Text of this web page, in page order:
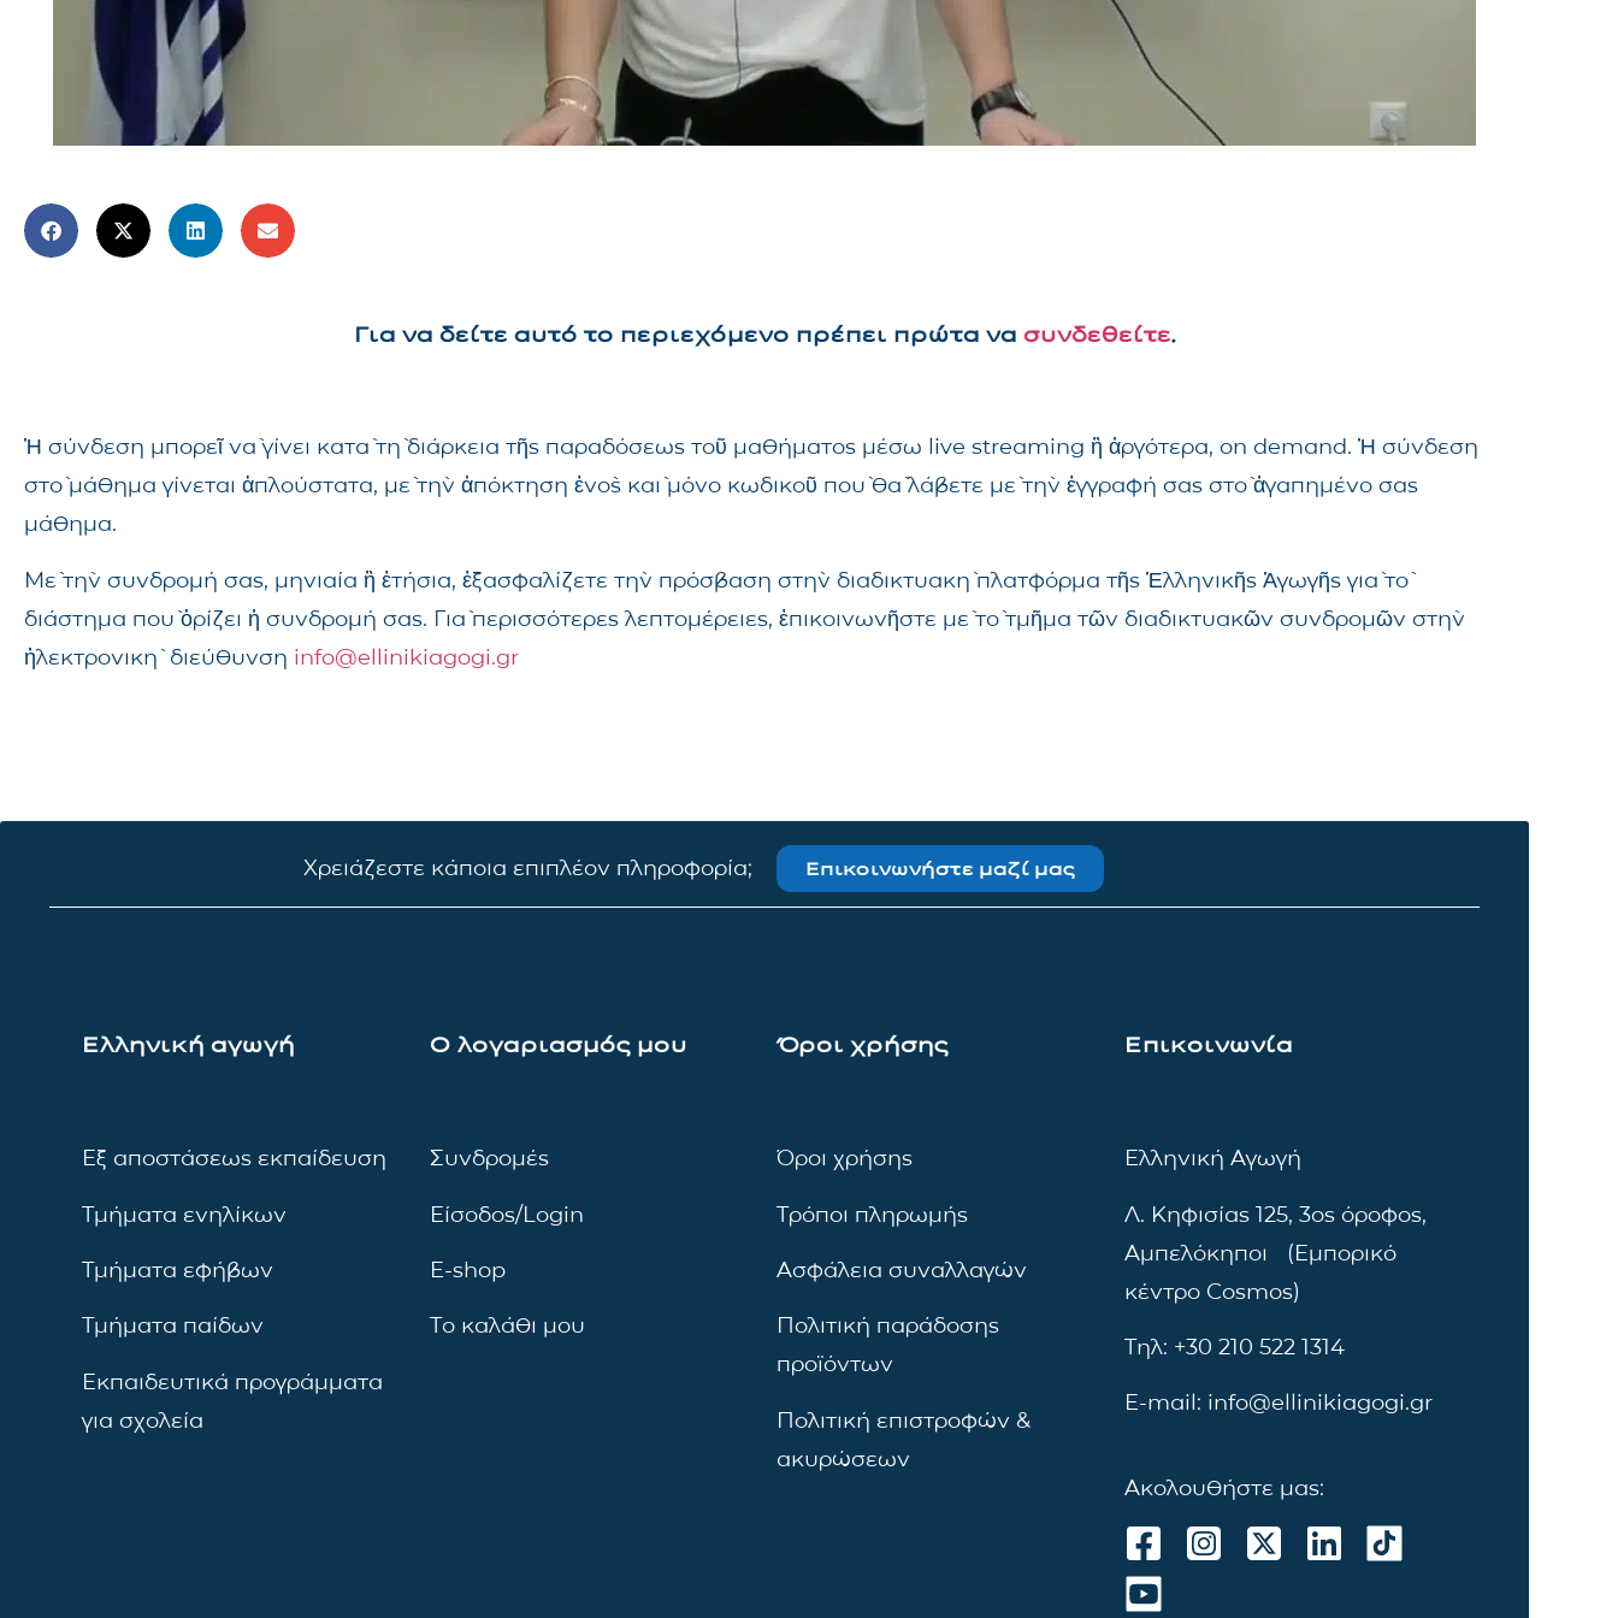
Για να δείτε αυτό το περιεχόμενο πρέπει πρώτα να συνδεθείτε.
Ἡ σύνδεση μπορεῖ νὰ γίνει κατὰ τὴ διάρκεια τῆς παραδόσεως τοῦ μαθήματος μέσω live streaming ἢ ἀργότερα, on demand. Ἡ σύνδεση
στὸ μάθημα γίνεται ἁπλούστατα, μὲ τὴν ἀπόκτηση ἑνὸς καὶ μόνο κωδικοῦ ποὺ θὰ λάβετε μὲ τὴν ἐγγραφή σας στὸ ἀγαπημένο σας
μάθημα.
Μὲ τὴν συνδρομή σας, μηνιαία ἢ ἐτήσια, ἐξασφαλίζετε τὴν πρόσβαση στὴν διαδικτυακὴ πλατφόρμα τῆς Ἑλληνικῆς Ἀγωγῆς γιὰ τὸ
διάστημα ποὺ ὁρίζει ἡ συνδρομή σας. Γιὰ περισσότερες λεπτομέρειες, ἐπικοινωνῆστε μὲ τὸ τμῆμα τῶν διαδικτυακῶν συνδρομῶν στὴν
ἠλεκτρονικὴ διεύθυνση info@ellinikiagogi.gr
Χρειάζεστε κάποια επιπλέον πληροφορία; Επικοινωνήστε μαζί μας
Ελληνική αγωγή
Εξ αποστάσεως εκπαίδευση
Τμήματα ενηλίκων
Τμήματα εφήβων
Τμήματα παίδων
Εκπαιδευτικά προγράμματα
για σχολεία
Ο λογαριασμός μου
Συνδρομές
Είσοδος/Login
E-shop
Το καλάθι μου
Όροι χρήσης
Όροι χρήσης
Τρόποι πληρωμής
Ασφάλεια συναλλαγών
Πολιτική παράδοσης
προϊόντων
Πολιτική επιστροφών &
ακυρώσεων
Επικοινωνία
Ελληνική Αγωγή
Λ. Κηφισίας 125, 3ος όροφος,
Αμπελόκηποι (Εμπορικό
κέντρο Cosmos)
Τηλ: +30 210 522 1314
E-mail: info@ellinikiagogi.gr
Ακολουθήστε μας: